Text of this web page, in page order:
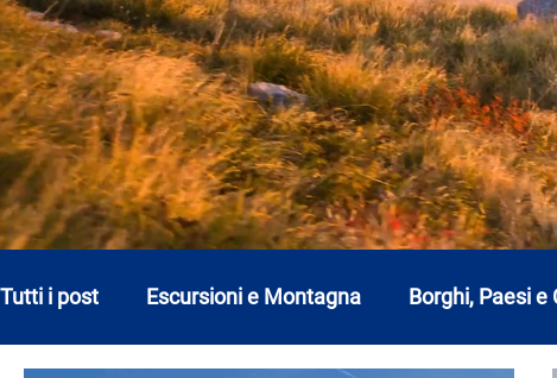
Tutti i post Escursioni e Montagna Borghi, Paesi e